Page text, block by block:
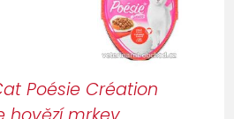
Poésie Création